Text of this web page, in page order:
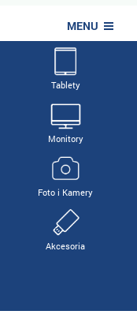
MENU
Tablety
Monitory
Foto i Kamery
Akcesoria